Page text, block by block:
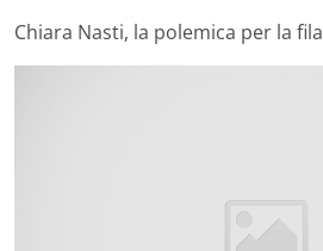
Chiara Nasti, la polemica per la fila